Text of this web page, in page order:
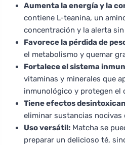
Aumenta la energía y la
contiene L-teanina, un
concentración y la alerta
Favorece la pérdida de
el metabolismo y quemar
Fortalece el sistema
vitaminas y minerales que
inmunológico y protegen el
Tiene efectos
eliminar sustancias nocivas
Uso versátil: Matcha se
preparar un delicioso té,